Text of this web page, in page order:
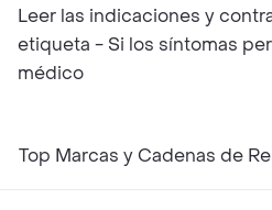
Leer las indicaciones y
etiqueta - Si los síntomas
médico
Top Marcas y Cadenas de